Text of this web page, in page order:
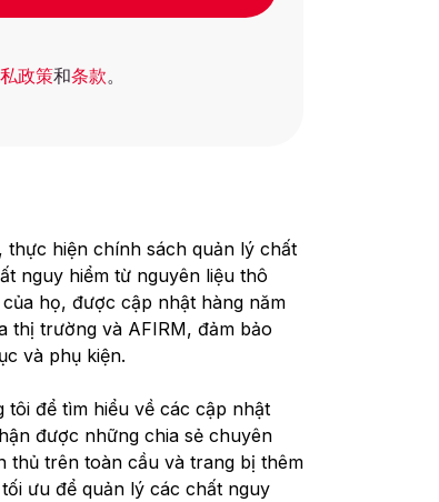
政策和条款。
thực hiện chính sách quản lý chất
nguy hiểm từ nguyên liệu thô
họ, được cập nhật hàng năm
thị trường và AFIRM, đảm bảo
và phụ kiện.
để tìm hiểu về các cập nhật
được những chia sẻ chuyên
thủ trên toàn cầu và trang bị thêm
ưu để quản lý các chất nguy